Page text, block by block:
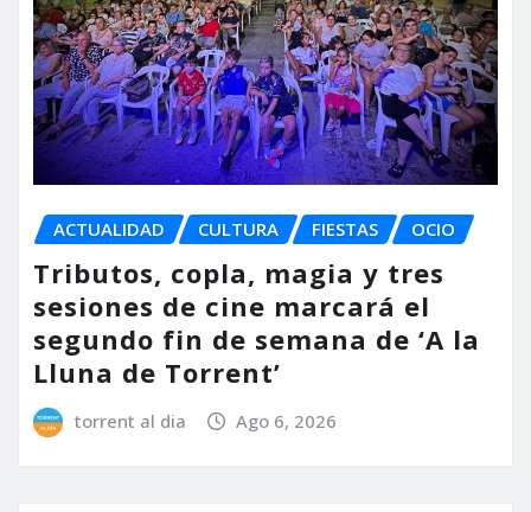
ACTUALIDAD CULTURA FIESTAS OCIO
Tributos, copla, magia y tres
sesiones de cine marcará el
segundo fin de semana de ‘A la
Lluna de Torrent’
torrent al dia Ago 6, 2026